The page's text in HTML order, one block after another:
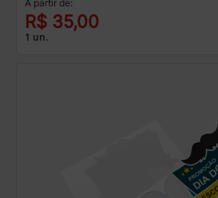
A partir de:
R$ 35,00
1 un.